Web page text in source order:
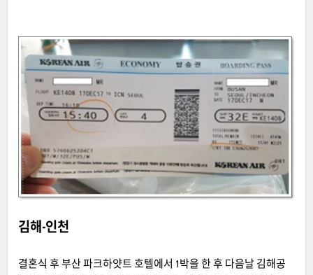
김해-인천
결혼식 후 부산 파크하얏트 호텔에서 1박을 한 후 다음날 김해공